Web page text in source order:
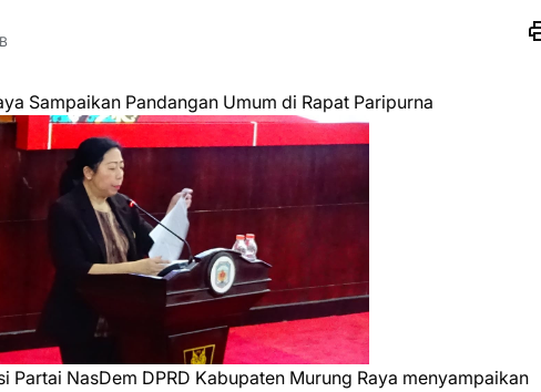
Sampaikan Pandangan Umum di Rapat Paripurna
Partai NasDem DPRD Kabupaten Murung Raya menyampaikan